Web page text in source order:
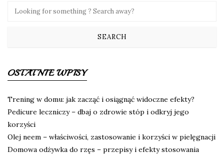
OSTATNIE WPISY
Trening w domu: jak zacząć i osiągnąć widoczne efekty?
Pedicure leczniczy – dbaj o zdrowie stóp i odkryj jego
korzyści
Olej neem – właściwości, zastosowanie i korzyści w pielęgnacji
Domowa odżywka do rzęs – przepisy i efekty stosowania